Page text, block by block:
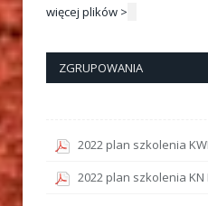
więcej plików >
ZGRUPOWANIA
2022 plan szkolenia
2022 plan szkolenia KN